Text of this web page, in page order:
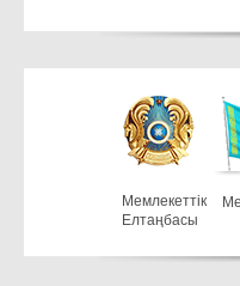
Мемлекеттiк
Елтаңбасы